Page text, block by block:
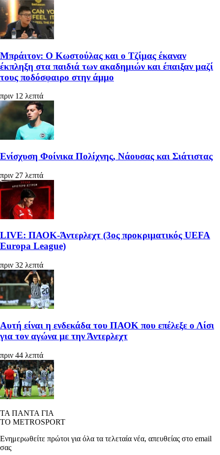
Μπράιτον: Ο Κωστούλας και ο Τζίμας έκαναν
έκπληξη στα παιδιά των ακαδημιών και έπαιξαν μαζί
τους ποδόσφαιρο στην άμμο
πριν 12 λεπτά
Ενίσχυση Φοίνικα Πολίχνης, Νάουσας και Σιάτιστας
πριν 27 λεπτά
LIVE: ΠΑΟΚ-Άντερλεχτ (3ος προκριματικός UEFA
Europa League)
πριν 32 λεπτά
Αυτή είναι η ενδεκάδα του ΠΑΟΚ που επέλεξε ο Λίσι
για τον αγώνα με την Άντερλεχτ
πριν 44 λεπτά
ΤΑ ΠΑΝΤΑ ΓΙΑ
ΤΟ METROSPORT
Ενημερωθείτε πρώτοι για όλα τα τελεταία νέα, απευθείας στο email
σας